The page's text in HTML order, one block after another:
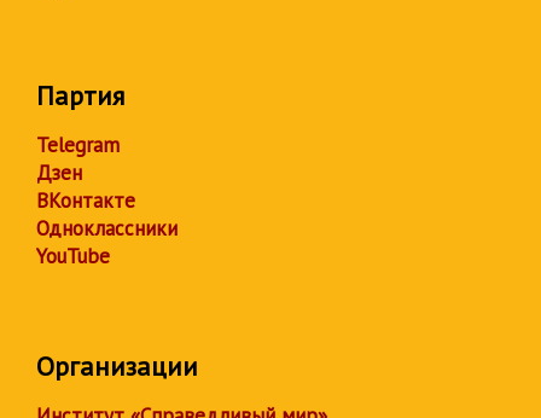
Партия
Telegram
Дзен
ВКонтакте
Одноклассники
YouTube
Организации